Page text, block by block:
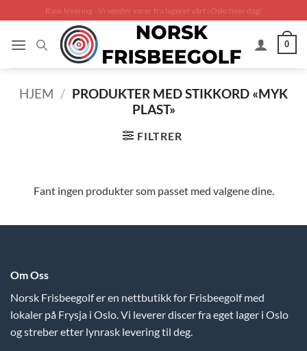
to
content
Rask levering - Vi sender varer fra lageret vårt i Oslo hver dag!
0
HJEM / PRODUKTER MED STIKKORD «MYK
PLAST»
FILTRER
Fant ingen produkter som passet med valgene dine.
Om Oss
Norsk Frisbeegolf er en nettbutikk for Frisbeegolf med
lokaler på Frysja i Oslo. Vi leverer discer fra eget lager i Oslo
og streber etter lynrask levering til deg.